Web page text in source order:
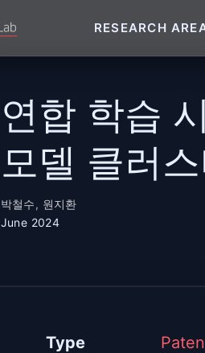
RESEARCH
연합 학습
모델 클러
박철수, 원지환
June 2024
Type